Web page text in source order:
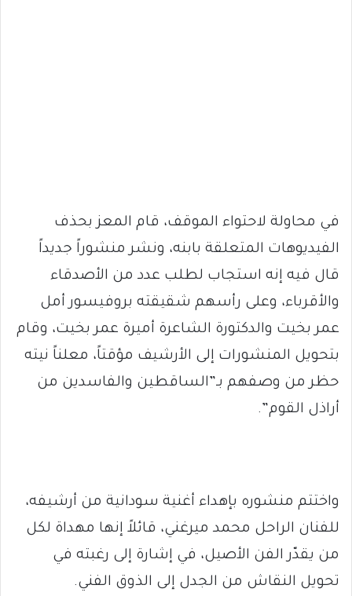
في محاولة لاحتواء الموقف، قام المعز بحذف
الفيديوهات المتعلقة بابنه، ونشر منشوراً جديداً
قال فيه إنه استجاب لطلب عدد من الأصدقاء
والأقرباء، وعلى رأسهم شقيقته بروفيسور أمل
عمر بخيت والدكتورة الشاعرة أميرة عمر بخيت، وقام
بتحويل المنشورات إلى الأرشيف مؤقتاً، معلناً نيته
حظر من وصفهم بـ”الساقطين والفاسدين من
أراذل القوم”.
واختتم منشوره بإهداء أغنية سودانية من أرشيفه،
للفنان الراحل محمد ميرغني، قائلاً إنها مهداة لكل
من يقدّر الفن الأصيل، في إشارة إلى رغبته في
تحويل النقاش من الجدل إلى الذوق الفني.